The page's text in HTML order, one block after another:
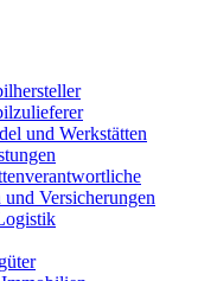
und Werkstätten
und Versicherungen